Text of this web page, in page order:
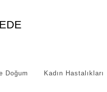
Doğum Kadın Hastalıkları